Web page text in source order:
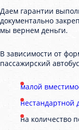
Даем гарантии
документально
мы вернем деньги.
В зависимости от
пассажирский
малой
нестандартной
на количество